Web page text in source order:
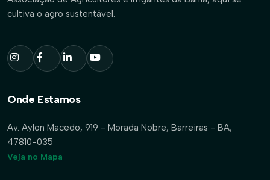
cultiva o agro sustentável.
Onde Estamos
Av. Aylon Macedo, 919 - Morada Nobre, Barreiras - BA,
47810-035
Veja no Mapa